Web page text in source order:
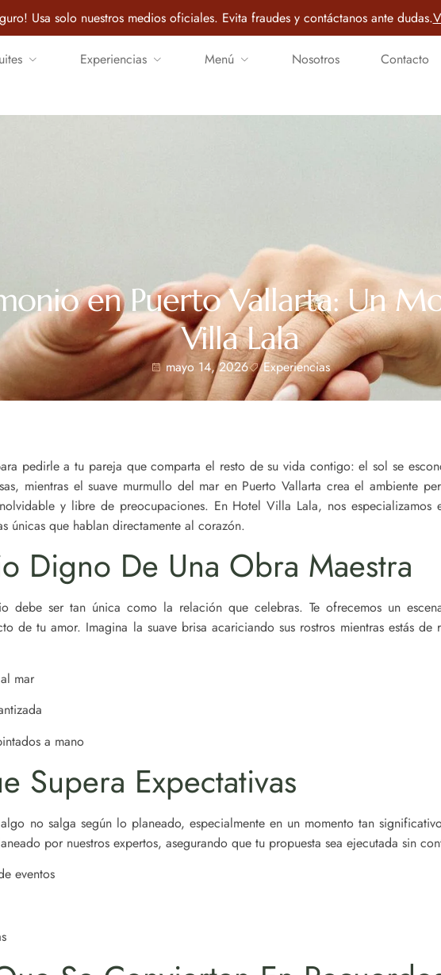
Usa solo nuestros medios oficiales. Evita fraudes y contáctanos ante dudas.
Experiencias Menú Nosotros Contacto
en Puerto Vallarta: Un
Villa Lala
mayo 14, 2026 Experiencias
pedirle a tu pareja que comparta el resto de su vida contigo: el sol se
mientras el suave murmullo del mar en Puerto Vallarta crea el ambiente
y libre de preocupaciones. En Hotel Villa Lala, nos especializamos
únicas que hablan directamente al corazón.
Digno De Una Obra Maestra
debe ser tan única como la relación que celebras. Te ofrecemos un
de tu amor. Imagina la suave brisa acariciando sus rostros mientras estás
mar
a mano
Supera Expectativas
no salga según lo planeado, especialmente en un momento tan
por nuestros expertos, asegurando que tu propuesta sea ejecutada sin
eventos